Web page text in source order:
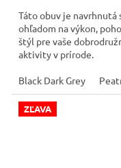
Táto obuv je navrhnutá
ohľadom na výkon,
štýl pre vaše
aktivity v prírode.
Black Dark Grey
ZĽAVA